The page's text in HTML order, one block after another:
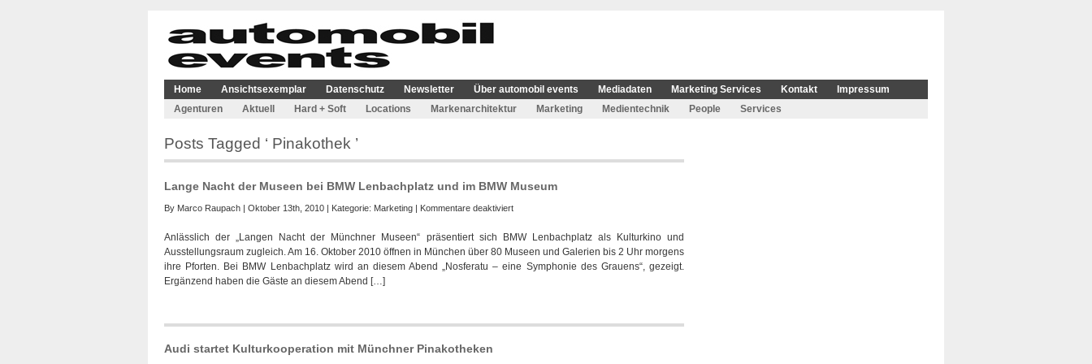
Home Ansichtsexemplar Datenschutz Newsletter Über automobil events Mediadaten Marketing Services Kontakt
Impressum
Agenturen
Aktuell Hard + Soft Locations Markenarchitektur Marketing Medientechnik People Services
Posts Tagged ‘ Pinakothek ’
Lange Nacht der Museen bei BMW Lenbachplatz und im BMW Museum
By Marco Raupach | Oktober 13th, 2010 | Kategorie: Marketing | Kommentare deaktiviertfür
Nacht
der
Museen
und
Anlässlich der „Langen Nacht der Münchner Museen“ präsentiert sich BMW Lenbachplatz als Kulturkino und
Ausstellungsraum zugleich. Am 16. Oktober 2010 öffnen in München über 80 Museen und Galerien bis 2 Uhr morgens
ihre Pforten. Bei BMW Lenbachplatz wird an diesem Abend „Nosferatu – eine Symphonie des Grauens“, gezeigt.
Ergänzend haben die Gäste an diesem Abend […]
Audi startet Kulturkooperation mit Münchner Pinakotheken